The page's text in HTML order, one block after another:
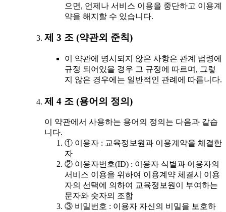
으면, 언제나 서비스 이용을 중단하고 이용계
약을 해지할 수 있습니다.
제 3 조 (약관외 준칙)
이 약관에 명시되지 않은 사항은 관계 법령에
규정 되어있을 경우 그 규정에 따르며, 그렇
지 않은 경우에는 일반적인 관례에 따릅니다.
제 4 조 (용어의 정의)
이 약관에서 사용하는 용어의 정의는 다음과 같습
니다.
① 이용자 : 교육정보원과 이용계약을 체결한
자
② 이용자번호(ID) : 이용자 식별과 이용자의
서비스 이용을 위하여 이용계약 체결시 이용
자의 선택에 의하여 교육정보원이 부여하는
문자와 숫자의 조합
③ 비밀번호 : 이용자 자신의 비밀을 보호하